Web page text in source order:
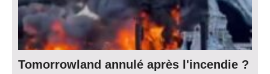
Tomorrowland annulé après l'incendie ?